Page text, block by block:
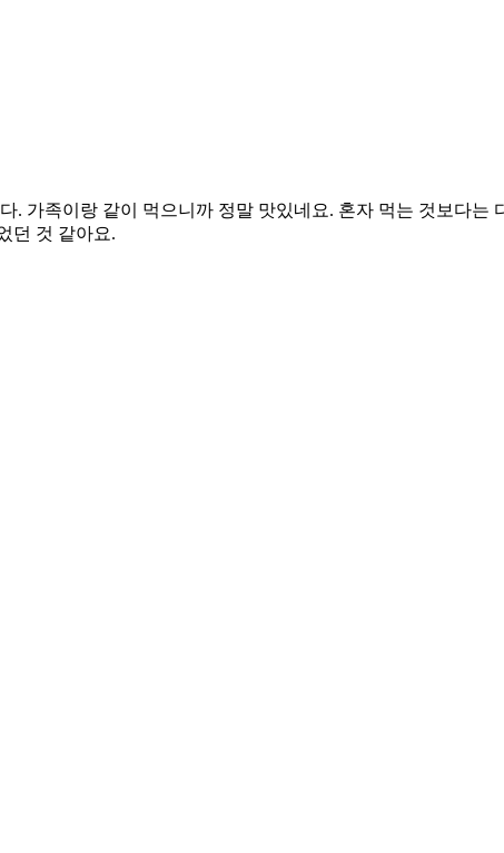
. 가족이랑 같이 먹으니까 정말 맛있네요. 혼자 먹는 것보다는
던 것 같아요.